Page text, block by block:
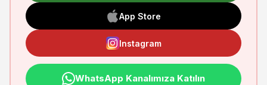
App Store
Instagram
WhatsApp Kanalımıza Katılın